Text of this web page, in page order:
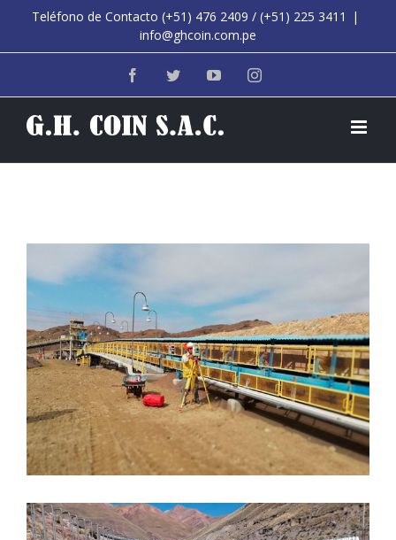
SaltarTeléfono de Contacto (+51) 476 2409 / (+51) 225 3411
|
info@ghcoin.com.pe
FacebookTwitterYouTubeInstagram